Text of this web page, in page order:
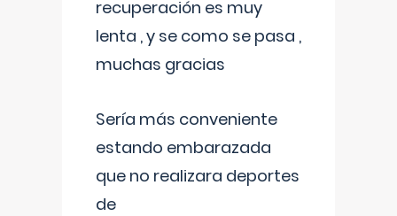
recuperación es muy
lenta , y se como se pasa ,
muchas gracias
Sería más conveniente
estando embarazada
que no realizara deportes
de